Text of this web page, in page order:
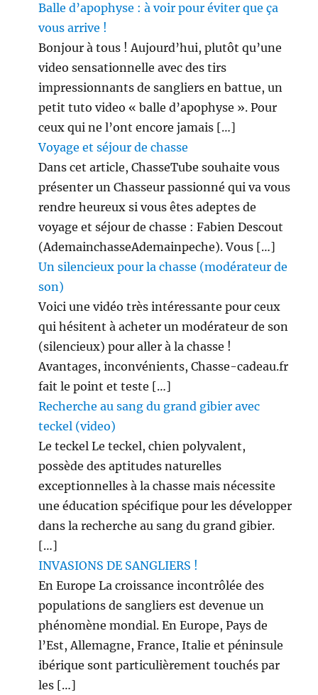
Balle d’apophyse : à voir pour éviter que ça
vous arrive !
Bonjour à tous ! Aujourd’hui, plutôt qu’une
video sensationnelle avec des tirs
impressionnants de sangliers en battue, un
petit tuto video « balle d’apophyse ». Pour
ceux qui ne l’ont encore jamais […]
Voyage et séjour de chasse
Dans cet article, ChasseTube souhaite vous
présenter un Chasseur passionné qui va vous
rendre heureux si vous êtes adeptes de
voyage et séjour de chasse : Fabien Descout
(AdemainchasseAdemainpeche). Vous […]
Un silencieux pour la chasse (modérateur de
son)
Voici une vidéo très intéressante pour ceux
qui hésitent à acheter un modérateur de son
(silencieux) pour aller à la chasse !
Avantages, inconvénients, Chasse-cadeau.fr
fait le point et teste […]
Recherche au sang du grand gibier avec
teckel (video)
Le teckel Le teckel, chien polyvalent,
possède des aptitudes naturelles
exceptionnelles à la chasse mais nécessite
une éducation spécifique pour les développer
dans la recherche au sang du grand gibier.
[…]
INVASIONS DE SANGLIERS !
En Europe La croissance incontrôlée des
populations de sangliers est devenue un
phénomène mondial. En Europe, Pays de
l’Est, Allemagne, France, Italie et péninsule
ibérique sont particulièrement touchés par
les […]